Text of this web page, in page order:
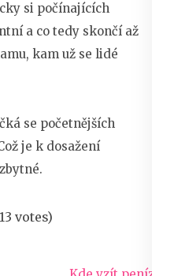
si počínajících
a co tedy skončí až
kam už se lidé
se početnějších
je k dosažení
votes)